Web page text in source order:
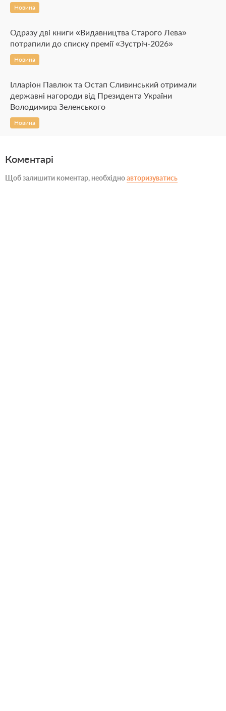
Новина
Одразу дві книги «Видавництва Старого Лева»
потрапили до списку премії «Зустріч-2026»
Новина
Ілларіон Павлюк та Остап Сливинський отримали
державні нагороди від Президента України
Володимира Зеленського
Новина
Коментарі
Щоб залишити коментар, необхідноавторизуватись